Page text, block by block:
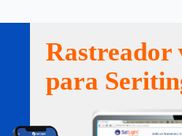
Rastreador
para